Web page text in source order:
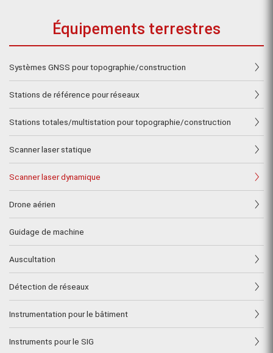
Équipements terrestres
Systèmes GNSS pour topographie/construction
Stations de référence pour réseaux
Stations totales/multistation pour topographie/construction
Scanner laser statique
Scanner laser dynamique
Drone aérien
Guidage de machine
Auscultation
Détection de réseaux
Instrumentation pour le bâtiment
Instruments pour le SIG